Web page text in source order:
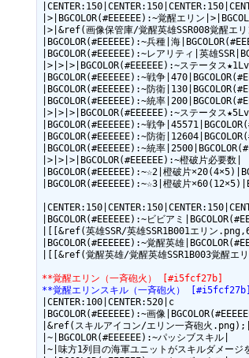
|>|BGCOLOR(#EEEEEE):~覚醒エリン
|>|&ref(画像保管庫/覚醒英雄SSR008覚醒
|BGCOLOR(#EEEEEE):~兵種|海
|BGCOLOR(#EEEEEE):~レアリティ|英雄
|>|>|>|BGCOLOR(#EEEEEE):~ステータス
|BGCOLOR(#EEEEEE):~戦争
|BGCOLOR(#EEEEEE):~防衛
|BGCOLOR(#EEEEEE):~統率
|>|>|>|BGCOLOR(#EEEEEE):~ステータス
|BGCOLOR(#EEEEEE):~戦争
|BGCOLOR(#EEEEEE):~防衛
|BGCOLOR(#EEEEEE):~統率
|>|>|>|BGCOLOR(#EEEEEE):~橙破片必要数|
|BGCOLOR(#EEEEEE):~☆2|橙破片
|BGCOLOR(#EEEEEE):~☆3|橙破片
|BGCOLOR(#EEEEEE):~ビビアミ
|[[&ref(英雄SSR/英雄SSR1B001エリン
|BGCOLOR(#EEEEEE):~覚醒英雄
|[[&ref(覚醒英雄/覚醒英雄SSR1B003覚醒
**覚醒エリン（一斉砲火） [#i5fcf27b]
**覚醒エリンスキル（一斉砲火） [#i5fcf27b]
|CENTER:100|CENTER:520|c
|BGCOLOR(#EEEEEE):~画像
|&ref(スキルアイコン/エリン一斉砲火.png);|
|~|BGCOLOR(#EEEEEE):~パッシブスキル|
|~|味方1列目の海軍ユニットがスキルダメージ